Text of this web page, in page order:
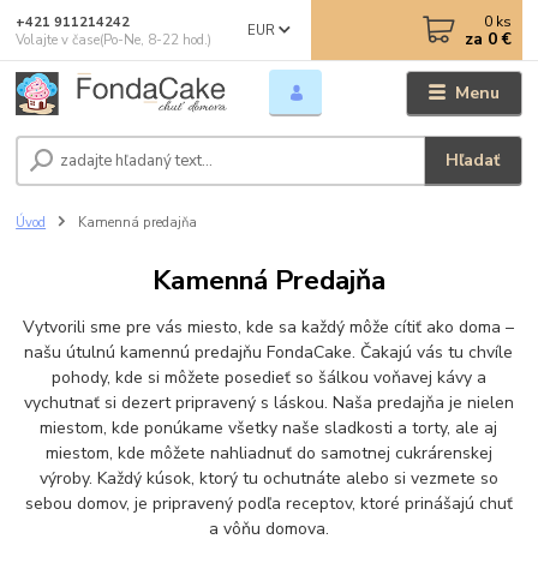
Menu
EUR
Hľadať
+421 911214242
Volajte v čase(Po-Ne, 8-22 hod.)
0 ks
za 0 €
Úvod Kamenná predajňa
Kamenná Predajňa
Vytvorili sme pre vás miesto, kde sa každý môže cítiť ako doma –
našu útulnú kamennú predajňu FondaCake. Čakajú vás tu chvíle
pohody, kde si môžete posedieť so šálkou voňavej kávy a
vychutnať si dezert pripravený s láskou. Naša predajňa je nielen
miestom, kde ponúkame všetky naše sladkosti a torty, ale aj
miestom, kde môžete nahliadnuť do samotnej cukrárenskej
výroby. Každý kúsok, ktorý tu ochutnáte alebo si vezmete so
sebou domov, je pripravený podľa receptov, ktoré prinášajú chuť
a vôňu domova.